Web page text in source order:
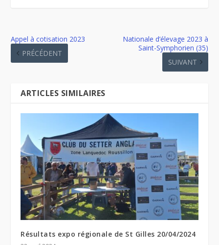
Appel à cotisation 2023
PRÉCÉDENT
Nationale d’élevage 2023 à
Saint-Symphorien (35)
SUIVANT
ARTICLES SIMILAIRES
Résultats expo régionale de St Gilles 20/04/2024